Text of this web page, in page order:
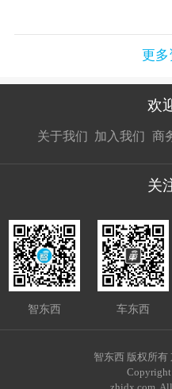
更
欢
关于我们 加入我们
接扔简历
商
关
智东西 车东西
智东西 版权所有